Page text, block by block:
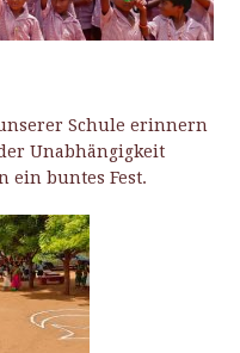
Schule erinnern
Unabhängigkeit
ein buntes Fest.